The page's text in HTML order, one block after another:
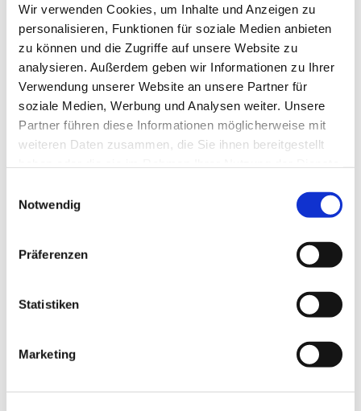
Wir verwenden Cookies, um Inhalte und Anzeigen zu
personalisieren, Funktionen für soziale Medien anbieten
zu können und die Zugriffe auf unsere Website zu
analysieren. Außerdem geben wir Informationen zu Ihrer
Verwendung unserer Website an unsere Partner für
soziale Medien, Werbung und Analysen weiter. Unsere
Partner führen diese Informationen möglicherweise mit
weiteren Daten zusammen, die Sie ihnen bereitgestellt
Notwendig
Präferenzen
Statistiken
Marketing
Dies könnte Sie auch